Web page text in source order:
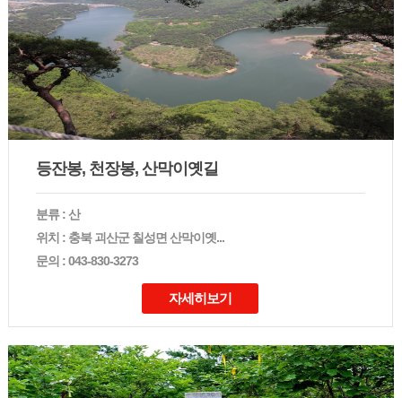
등잔봉, 천장봉, 산막이옛길
분류 : 산
위치 : 충북 괴산군 칠성면 산막이옛...
문의 : 043-830-3273
자세히보기